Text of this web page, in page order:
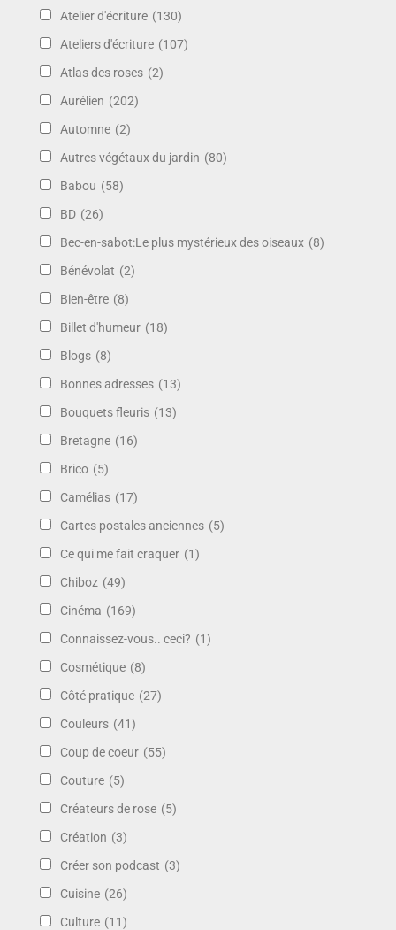
Atelier d'écriture (130)
Ateliers d'écriture (107)
Atlas des roses (2)
Aurélien (202)
Automne (2)
Autres végétaux du jardin (80)
Babou (58)
BD (26)
Bec-en-sabot:Le plus mystérieux des oiseaux (8)
Bénévolat (2)
Bien-être (8)
Billet d'humeur (18)
Blogs (8)
Bonnes adresses (13)
Bouquets fleuris (13)
Bretagne (16)
Brico (5)
Camélias (17)
Cartes postales anciennes (5)
Ce qui me fait craquer (1)
Chiboz (49)
Cinéma (169)
Connaissez-vous.. ceci? (1)
Cosmétique (8)
Côté pratique (27)
Couleurs (41)
Coup de coeur (55)
Couture (5)
Créateurs de rose (5)
Création (3)
Créer son podcast (3)
Cuisine (26)
Culture (11)